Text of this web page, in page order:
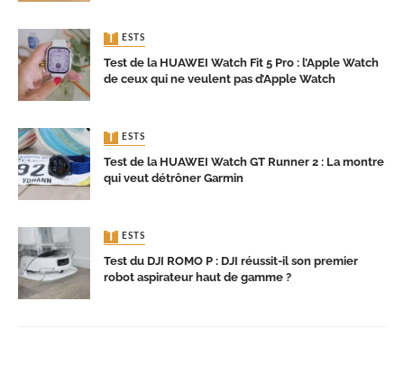
TESTS
Test de la HUAWEI Watch Fit 5 Pro : l’Apple Watch
de ceux qui ne veulent pas d’Apple Watch
TESTS
Test de la HUAWEI Watch GT Runner 2 : La montre
qui veut détrôner Garmin
TESTS
Test du DJI ROMO P : DJI réussit-il son premier
robot aspirateur haut de gamme ?